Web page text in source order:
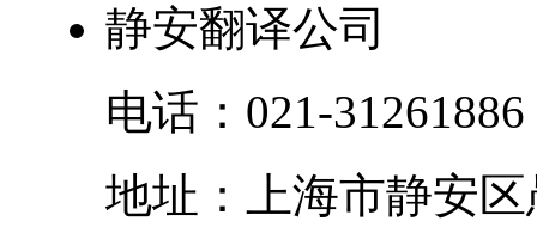
静安翻译公司
电话： 021-31261886
地址：
上海市静安区